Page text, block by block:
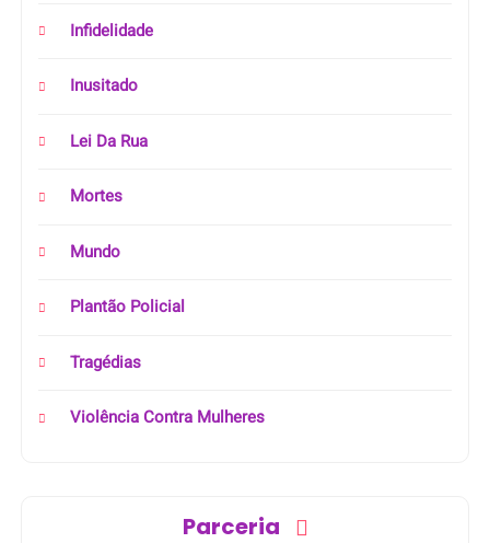
Infidelidade
Inusitado
Lei Da Rua
Mortes
Mundo
Plantão Policial
Tragédias
Violência Contra Mulheres
Parceria